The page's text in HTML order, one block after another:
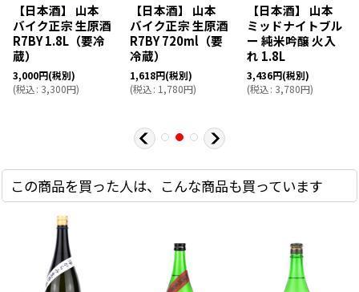
【日本酒】 山本
バイク正宗 生原酒
R7BY 1.8L（要冷
蔵）
3,000円(税別)
(税込: 3,300円)
【日本酒】 山本
バイク正宗 生原酒
R7BY 720ml（要
冷蔵）
1,618円(税別)
(税込: 1,780円)
【日本酒】 山本
ミッドナイトブル
ー 純米吟醸 火入
れ 1.8L
3,436円(税別)
(税込: 3,780円)
この商品を買った人は、こんな商品も買っています